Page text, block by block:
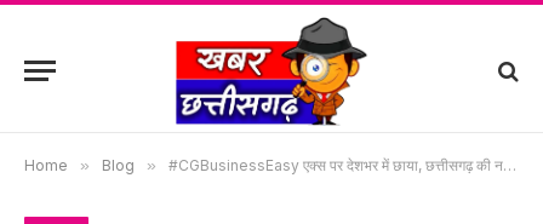
Home » Blog » #CGBusinessEasy एक्स पर देशभर में छाया, छत्तीसगढ़ की नई औद्योगिक पहल को जबरदस्त सराहना